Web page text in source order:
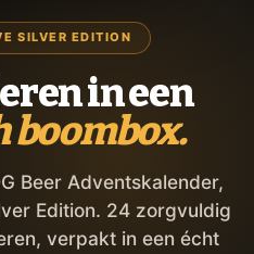
SILVER EDITION
in een
boombox.
Beer Adventskalender,
Edition. 24 zorgvuldig
verpakt in een écht